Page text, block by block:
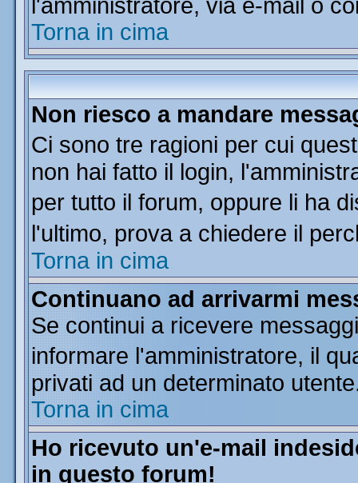
l'amministratore, via e-mail o
Torna in cima
Non riesco a mandare
Ci sono tre ragioni per cui
non hai fatto il login,
per tutto il forum, oppure li ha
l'ultimo, prova a chiedere il
Torna in cima
Continuano ad arrivarmi
Se continui a ricevere
informare l'amministratore, il
privati ad un determinato
Torna in cima
Ho ricevuto un'e-mail
in questo forum!